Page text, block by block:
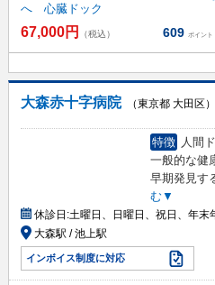
へ 心臓ドック
67,000円 （税込） 609 ポイント
大森赤十字病院
（東京都 大田区）
特徴 人間
一般的な健
早期発見す
む▼
休診日:土曜日、日曜日、祝日、年末
大森駅 / 池上駅
インボイス制度に対応